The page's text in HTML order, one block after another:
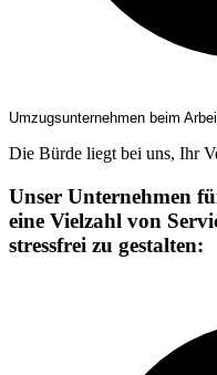
Umzugsunternehmen beim
Die Bürde liegt bei uns, Ihr
Unser Unternehmen
eine Vielzahl von
stressfrei zu gestalten: